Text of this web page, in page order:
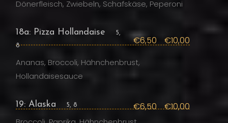
Dönerfleisch, Zwiebeln, Schafskäse, Peperoni
18a: Pizza Hollandaise
5,
8
€6,50 €10,00
Ananas, Broccoli, Hähnchenbrust,
Hollandaisesauce
19: Alaska 5, 8 €6,50 €10,00